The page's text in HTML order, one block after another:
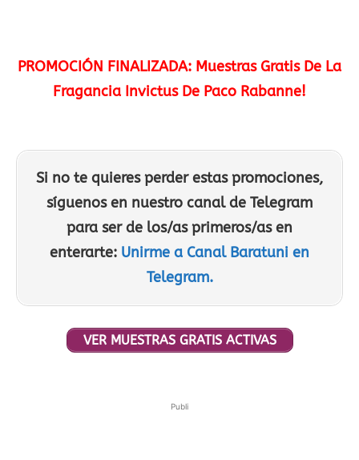
PROMOCIÓN FINALIZADA: Muestras Gratis De La
Fragancia Invictus De Paco Rabanne!
Si no te quieres perder estas promociones,
síguenos en nuestro canal de Telegram
para ser de los/as primeros/as en
enterarte: Unirme a Canal Baratuni en
Telegram.
VER MUESTRAS GRATIS ACTIVAS
Publi